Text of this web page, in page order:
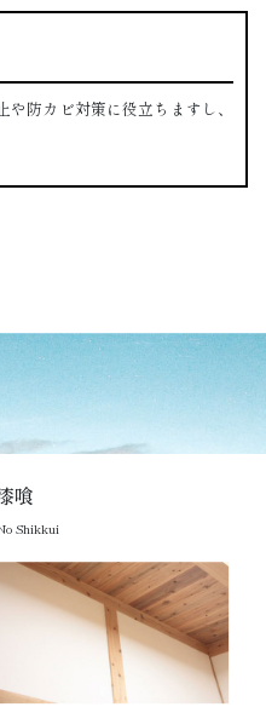
防カビ対策に役立ちますし、
喰
Shikkui